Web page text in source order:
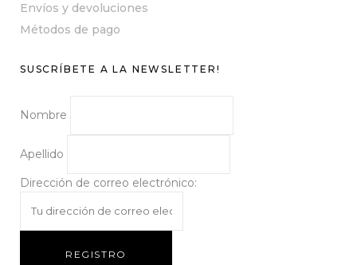
Envíos y devoluciones
Métodos de pago
SUSCRÍBETE A LA NEWSLETTER!
Nombre
Apellido
Dirección de correo electrónico: